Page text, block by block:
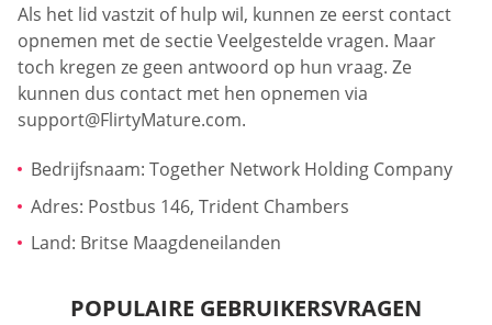
Als het lid vastzit of hulp wil, kunnen ze eerst contact
opnemen met de sectie Veelgestelde vragen. Maar
toch kregen ze geen antwoord op hun vraag. Ze
kunnen dus contact met hen opnemen via
support@FlirtyMature.com.
Bedrijfsnaam: Together Network Holding Company
Adres: Postbus 146, Trident Chambers
Land: Britse Maagdeneilanden
POPULAIRE GEBRUIKERSVRAGEN